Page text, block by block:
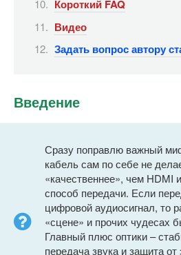
Короткий FAQ
Видео
Задать вопрос автору
Введение
Сразу поправлю важный
кабель сам по себе не
«качественнее», чем HDMI
способ передачи. Если
цифровой аудиосигнал, то
«сцене» и прочих чудесах
Главный плюс оптики –
передача звука и защита от